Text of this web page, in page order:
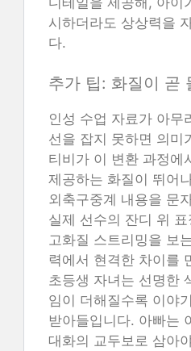
시하더라도 상상력을
다.
추가 팁: 화질이 곧
인성 수업 자료가 아무
선을 잡지 못하면 의미
티비가 이 변환 과정에
제공하는 화질이 뛰어
외축구중계 내용을 문
실제 선수의 잔디 위
고화질 스트리밍을 보
력에서 현격한 차이를
초등생 자녀는 선명한
임이 더해질수록 이야
받아들입니다. 아빠는
대화의 교두보로 삼아